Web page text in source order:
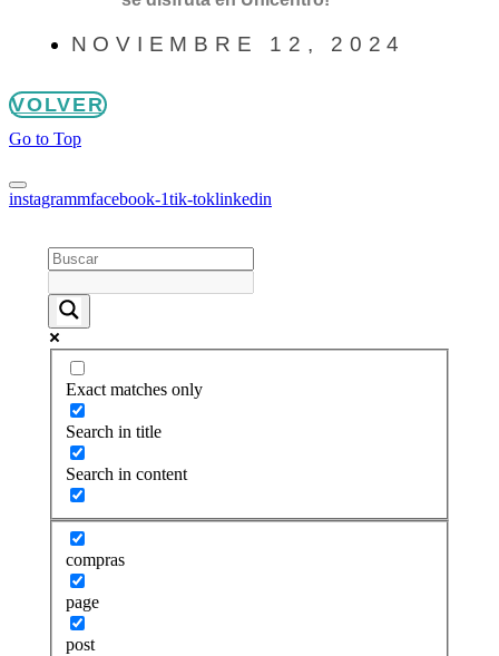
NOVIEMBRE 12, 2024
VOLVER
Go to Top
instagrammfacebook-1tik-toklinkedin
Exact matches only
Search in title
Search in content
compras
page
post